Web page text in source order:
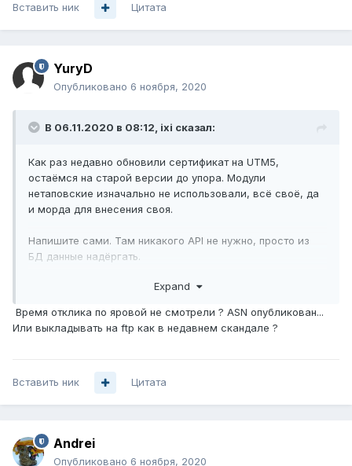
Вставить ник Цитата
YuryD
Опубликовано 6 ноября, 2020
В 06.11.2020 в 08:12, ixi сказал:
Как раз недавно обновили сертификат на UTM5,
остаёмся на старой версии до упора. Модули
нетаповские изначально не использовали, всё своё, да
и морда для внесения своя.
Напишите сами. Там никакого API не нужно, просто из
БД данные надёргать.
Expand
Время отклика по яровой не смотрели ? ASN опубликован...
Или выкладывать на ftp как в недавнем скандале ?
Вставить ник Цитата
Andrei
Опубликовано 6 ноября, 2020